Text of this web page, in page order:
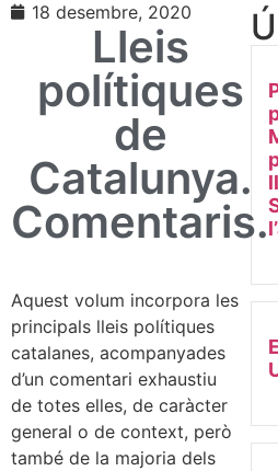
18 desembre, 2020
Lleis
polítiques
de
Catalunya.
Comentaris.
Aquest volum incorpora les
principals lleis polítiques
catalanes, acompanyades
d’un comentari exhaustiu
de totes elles, de caràcter
general o de context, però
també de la majoria dels